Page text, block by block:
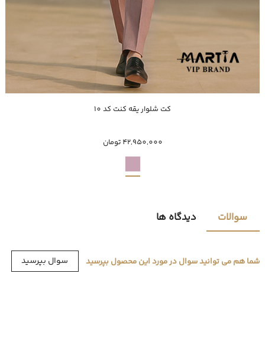
خرید سریع
کت شلوار یقه کنت کد 10
42,950,000 تومان
سوالات دیدگاه ها
شما هم می توانید سوال در مورد این محصول بپرسید سوال بپرسید